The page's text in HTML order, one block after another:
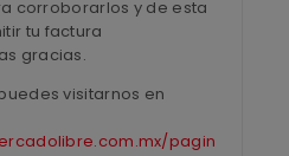
corroborarlos y de esta
tu factura
gracias.
visitarnos en
pagin